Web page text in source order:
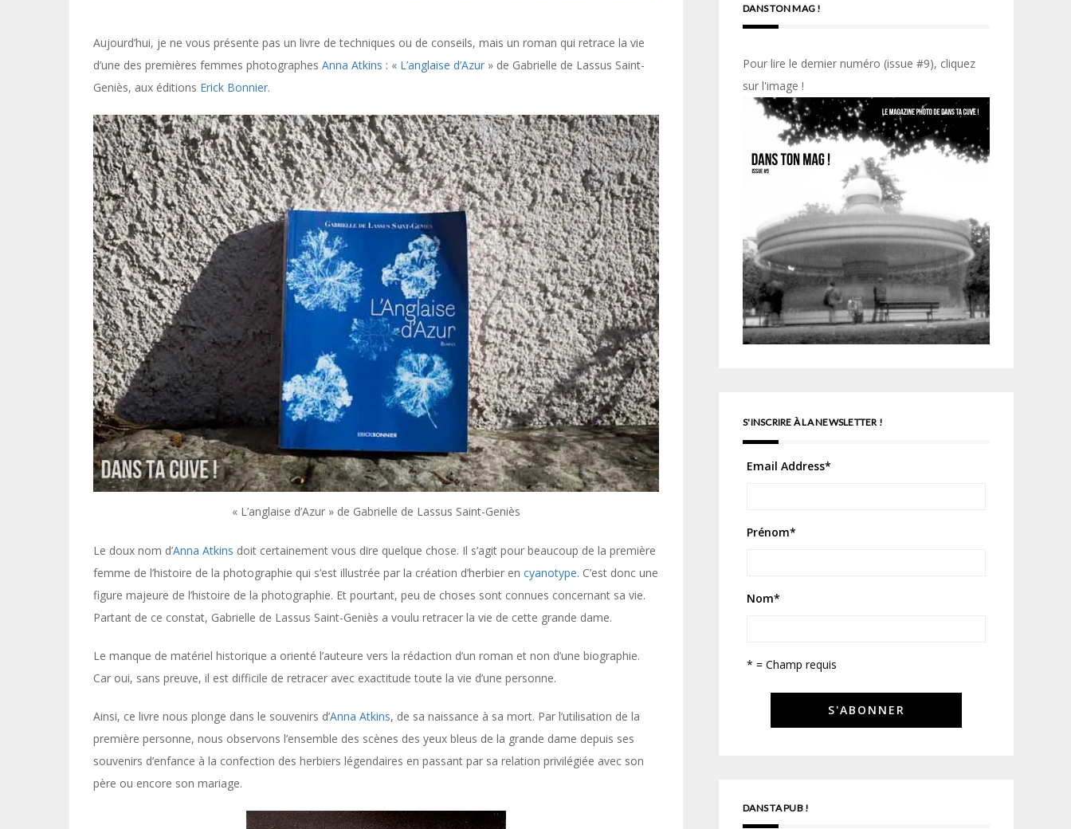
Aujourd’hui, je ne vous présente pas un livre de techniques ou de conseils, mais un roman qui retrace la vie
d’une des premières femmes photographes Anna Atkins : « L’anglaise d’Azur » de Gabrielle de Lassus Saint-
Geniès, aux éditions Erick Bonnier.
« L’anglaise d’Azur » de Gabrielle de Lassus Saint-Geniès
Le doux nom d’Anna Atkins doit certainement vous dire quelque chose. Il s’agit pour beaucoup de la première
femme de l’histoire de la photographie qui s’est illustrée par la création d’herbier en cyanotype. C’est donc une
figure majeure de l’histoire de la photographie. Et pourtant, peu de choses sont connues concernant sa vie.
Partant de ce constat, Gabrielle de Lassus Saint-Geniès a voulu retracer la vie de cette grande dame.
Le manque de matériel historique a orienté l’auteure vers la rédaction d’un roman et non d’une biographie.
Car oui, sans preuve, il est difficile de retracer avec exactitude toute la vie d’une personne.
Ainsi, ce livre nous plonge dans le souvenirs d’Anna Atkins, de sa naissance à sa mort. Par l’utilisation de la
première personne, nous observons l’ensemble des scènes des yeux bleus de la grande dame depuis ses
souvenirs d’enfance à la confection des herbiers légendaires en passant par sa relation privilégiée avec son
père ou encore son mariage.
DANS TON MAG !
Pour lire le dernier numéro (issue #9), cliquez
sur l'image !
S'INSCRIRE À LA NEWSLETTER !
Email Address*
Prénom*
Nom*
* = Champ requis
DANS TA PUB !